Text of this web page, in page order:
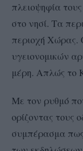
πλειοψηφία τους
στο νησί. Τα
περιοχή Χώρας.
υγειονομικών
μέρη. Απλώς το
Με τον ρυθμό
ορίζοντας τους
συμπέρασμα